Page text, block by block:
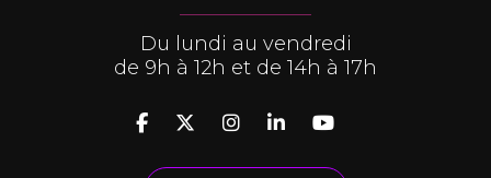
Du lundi au vendredi
de 9h à 12h et de 14h à 17h